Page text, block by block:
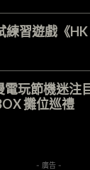
習遊戲《HK
電玩節機迷
攤位巡禮
- 廣告 -